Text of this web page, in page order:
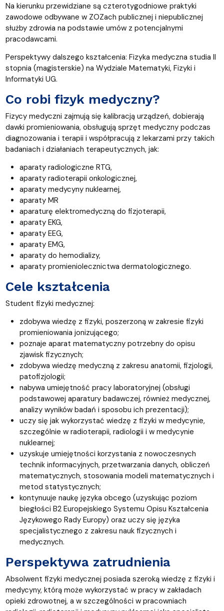
Na kierunku przewidziane są czterotygodniowe praktyki
zawodowe odbywane w ZOZach publicznej i niepublicznej
służby zdrowia na podstawie umów z potencjalnymi
pracodawcami.
Perspektywy dalszego kształcenia: Fizyka medyczna studia II
stopnia (magisterskie) na Wydziale Matematyki, Fizyki i
Informatyki UG.
Co robi fizyk medyczny?
Fizycy medyczni zajmują się kalibracją urządzeń, dobierają
dawki promieniowania, obsługują sprzęt medyczny podczas
diagnozowania i terapii i współpracują z lekarzami przy takich
badaniach i działaniach terapeutycznych, jak:
aparaty radiologiczne RTG,
aparaty radioterapii onkologicznej,
aparaty medycyny nuklearnej,
aparaty MR
aparaturę elektromedyczną do fizjoterapii,
aparaty EKG,
aparaty EEG,
aparaty EMG,
aparaty do hemodializy,
aparaty promieniolecznictwa dermatologicznego.
Cele kształcenia
Student fizyki medycznej:
zdobywa wiedzę z fizyki, poszerzoną w zakresie fizyki
promieniowania jonizującego;
poznaje aparat matematyczny potrzebny do opisu
zjawisk fizycznych;
zdobywa wiedzę medyczną z zakresu anatomii, fizjologii,
patofizjologii;
nabywa umiejętność pracy laboratoryjnej (obsługi
podstawowej aparatury badawczej, również medycznej,
analizy wyników badań i sposobu ich prezentacji);
uczy się jak wykorzystać wiedzę z fizyki w medycynie,
szczególnie w radioterapii, radiologii i w medycynie
nuklearnej;
uzyskuje umiejętności korzystania z nowoczesnych
technik informacyjnych, przetwarzania danych, obliczeń
matematycznych, stosowania modeli matematycznych i
metod statystycznych;
kontynuuje naukę języka obcego (uzyskując poziom
biegłości B2 Europejskiego Systemu Opisu Kształcenia
Językowego Rady Europy) oraz uczy się języka
specjalistycznego z zakresu nauk fizycznych i
medycznych.
Perspektywa zatrudnienia
Absolwent fizyki medycznej posiada szeroką wiedzę z fizyki i
medycyny, którą może wykorzystać w pracy w zakładach
opieki zdrowotnej, a w szczególności w pracowniach